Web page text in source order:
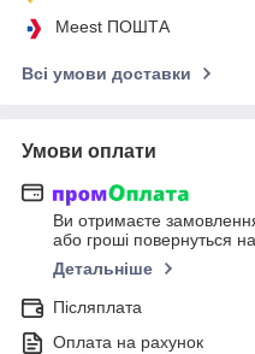
Meest ПОШТА
Всі умови доставки
Умови оплати
Ви отримаєте
або гроші повернуться
Детальніше
Післяплата
Оплата на рахунок